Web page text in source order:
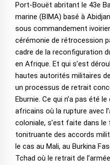
Port-Bouët abritant le 43e
marine (BIMA) basé à
sous commandement
cérémonie de rétrocession
cadre de la reconfiguration
en Afrique. Et qui s’est
hautes autorités militaires
un processus de retrait
Eburnie. Ce qui n’a pas été
africains où la rupture avec
coloniale, s’est faite dans
tonitruante des accords
le cas au Mali, au Burkina
Tchad où le retrait de